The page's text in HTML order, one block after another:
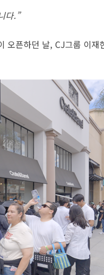
다.”
오픈하던 날, CJ그룹 이재